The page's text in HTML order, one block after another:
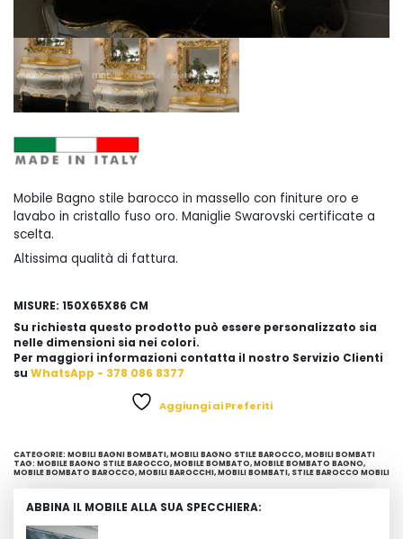
Mobile Bagno stile barocco in massello con finiture oro e
lavabo in cristallo fuso oro. Maniglie Swarovski certificate a
scelta.
Altissima qualità di fattura.
MISURE: 150X65X86 CM
Su richiesta questo prodotto può essere personalizzato sia
nelle dimensioni sia nei colori.
Per maggiori informazioni contatta il nostro Servizio Clienti
su WhatsApp - 378 086 8377
Aggiungi ai Preferiti
CATEGORIE: MOBILI BAGNI BOMBATI,MOBILI BAGNO STILE BAROCCO,MOBILI BOMBATI
TAG: MOBILE BAGNO STILE BAROCCO,MOBILE BOMBATO,MOBILE BOMBATO BAGNO,
MOBILE BOMBATO BAROCCO,MOBILI BAROCCHI,MOBILI BOMBATI, STILE BAROCCO MOBILI
ABBINA IL MOBILE ALLA SUA SPECCHIERA: